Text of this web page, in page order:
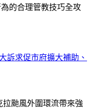
的合理管教技巧全攻
訴求促市府擴大補助、
拉颱風外圍環流帶來強